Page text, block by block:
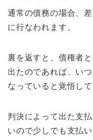
通常の債務の場合、
に行なわれます。
裏を返すと、債権者
出たのであれば、い
なっていると覚悟して
判決によって出た支
いので少しでも支払